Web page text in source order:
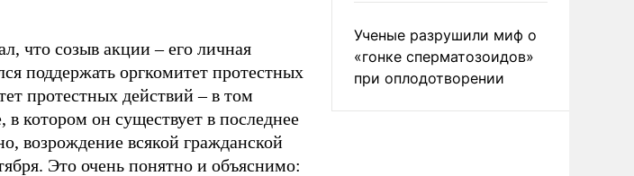
что созыв акции – его личная
поддержать оргкомитет протестных
протестных действий – в том
в котором он существует в последнее
возрождение всякой гражданской
Это очень понятно и объяснимо:
Ученые разрушили миф о
«гонке сперматозоидов»
при оплодотворении